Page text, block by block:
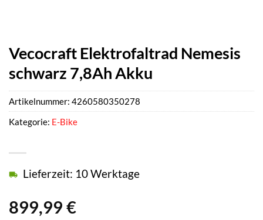
Vecocraft Elektrofaltrad Nemesis
schwarz 7,8Ah Akku
899,99 €
Lieferzeit: 10 Werktage
Artikelnummer: 4260580350278
Kategorie: E-Bike